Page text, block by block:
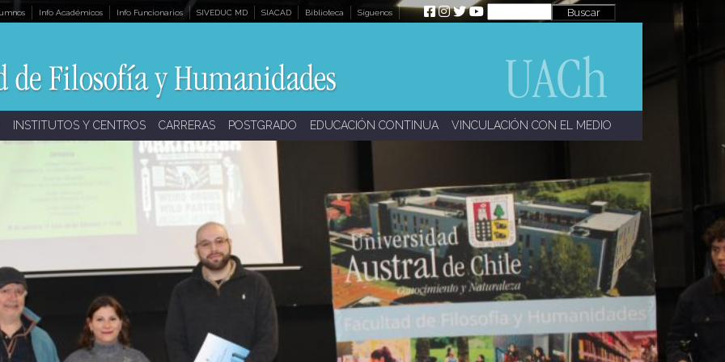
Info Académicos Info Funcionarios SIVEDUC MD SIACAD Biblioteca Síguenos
INSTITUTOS Y CENTROS CARRERAS POSTGRADO EDUCACIÓN CONTINUA VINCULACIÓN CON EL MEDIO